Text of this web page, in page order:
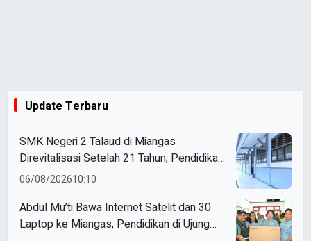
Update Terbaru
SMK Negeri 2 Talaud di Miangas
Direvitalisasi Setelah 21 Tahun, Pendidikan
3T Makin Berkualitas
06/08/202610:10
Abdul Mu’ti Bawa Internet Satelit dan 30
Laptop ke Miangas, Pendidikan di Ujung